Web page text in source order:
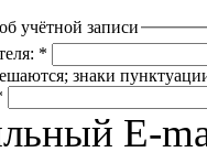
учётной записи
*
знаки
E-